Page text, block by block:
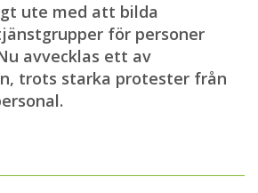
ute med att bilda
för personer
avvecklas ett av
trots starka protester från